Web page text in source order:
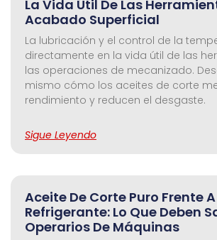
La Vida Útil De Las
Acabado Superficial
La lubricación y el control de la
directamente en la vida útil de las
las operaciones de mecanizado.
mismo cómo los aceites de corte
rendimiento y reducen el desgaste.
Sigue Leyendo
Aceite De Corte Puro Frente
Refrigerante: Lo Que Deben
Operarios De Máquinas